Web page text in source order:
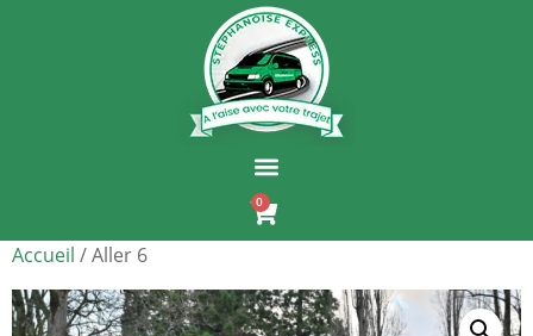
0
Accueil / Aller 6